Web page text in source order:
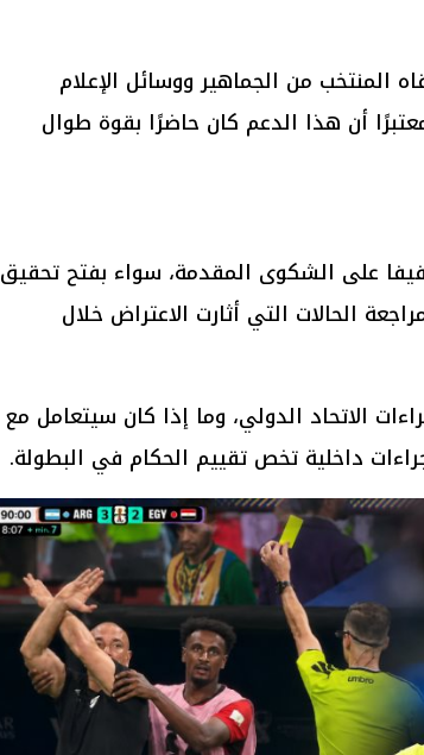
المنتخب من الجماهير ووسائل الإعلام
أن هذا الدعم كان حاضرًا بقوة طوال
على الشكوى المقدمة، سواء بفتح تحقيق
الحالات التي أثارت الاعتراض خلال
الاتحاد الدولي، وما إذا كان سيتعامل مع
داخلية تخص تقييم الحكام في البطولة.